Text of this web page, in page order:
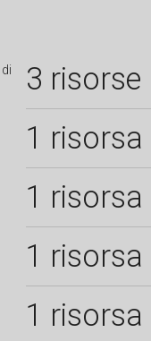
di 3 risorse
1 risorsa
1 risorsa
1 risorsa
1 risorsa